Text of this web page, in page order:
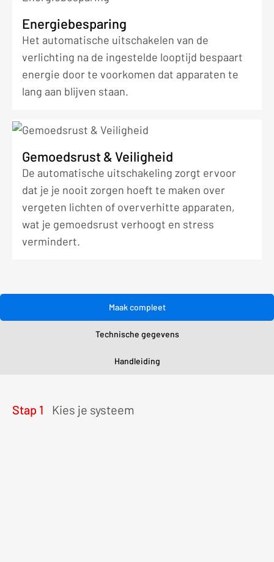
Energiebesparing
Het automatische uitschakelen van de
verlichting na de ingestelde looptijd bespaart
energie door te voorkomen dat apparaten te
lang aan blijven staan.
Gemoedsrust & Veiligheid
De automatische uitschakeling zorgt ervoor
dat je je nooit zorgen hoeft te maken over
vergeten lichten of oververhitte apparaten,
wat je gemoedsrust verhoogt en stress
vermindert.
Maak compleet
Technische gegevens
Handleiding
Stap 1 Kies je systeem